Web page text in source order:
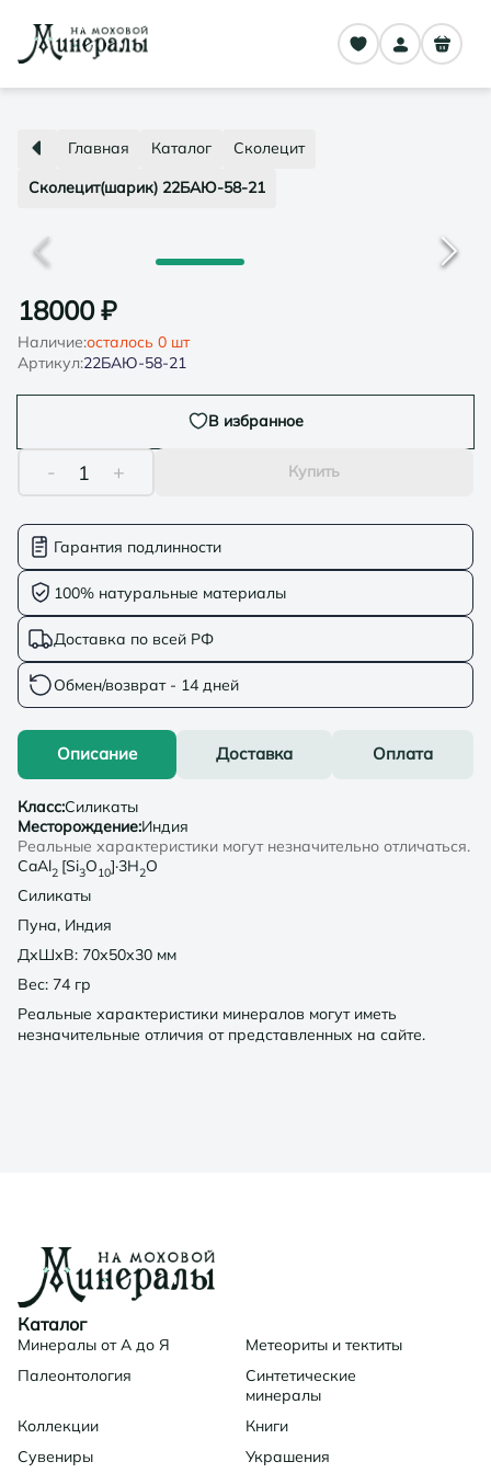
Главная Каталог
Сколецит
Сколецит(шарик) 22БАЮ-58-21
18000₽
Наличие:осталось 0шт
Артикул:22БАЮ-58-21
В избранное
- 1 + Купить
Гарантия подлинности
100% натуральные материалы
Доставка по всей РФ
Обмен/возврат - 14 дней
Описание Доставка Оплата
Класс:Силикаты
Месторождение:Индия
Реальные характеристики могут незначительно отличаться.
CaAl2 [Si3O10]·3H2O
Силикаты
Пуна, Индия
ДхШхВ: 70х50х30 мм
Вес: 74 гр
Реальные характеристики минералов могут иметь
незначительные отличия от представленных на сайте.
Каталог
Минералы от А до Я
Метеориты и тектиты
Палеонтология
Синтетические
минералы
Коллекции
Книги
Сувениры
Украшения